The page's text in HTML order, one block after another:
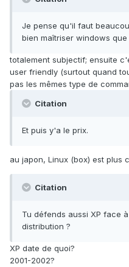
Je pense qu'il faut
bien maîtriser windows que
totalement subjectif; ensuite
user friendly (surtout quand
pas les mêmes type de
Citation
Et puis y'a le prix.
au japon, Linux (box) est plus
Citation
Tu défends aussi XP face
distribution ?
XP date de quoi?
2001-2002?